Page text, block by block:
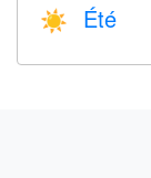
☀️ Été